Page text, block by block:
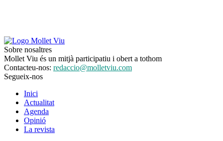
Sobre nosaltres
Mollet Viu és un mitjà participatiu i obert a tothom
Contacteu-nos: redaccio@molletviu.com
Segueix-nos
Inici
Actualitat
Agenda
Opinió
La revista